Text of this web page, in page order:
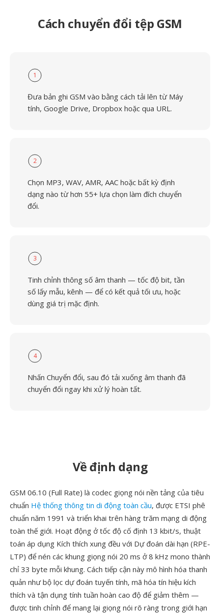
Cách chuyển đổi tệp GSM
1
Đưa bản ghi GSM vào bằng cách tải lên từ Máy
tính, Google Drive, Dropbox hoặc qua URL.
2
Chọn MP3, WAV, AMR, AAC hoặc bất kỳ định
dạng nào từ hơn 55+ lựa chọn làm đích chuyển
đổi.
3
Tinh chỉnh thông số âm thanh — tốc độ bit, tần
số lấy mẫu, kênh — để có kết quả tối ưu, hoặc
dùng giá trị mặc định.
4
Nhấn Chuyển đổi, sau đó tải xuống âm thanh đã
chuyển đổi ngay khi xử lý hoàn tất.
Về định dạng
GSM 06.10 (Full Rate) là codec giọng nói nền tảng của tiêu
chuẩn Hệ thống thông tin di động toàn cầu, được ETSI phê
chuẩn năm 1991 và triển khai trên hàng trăm mạng di động
toàn thế giới. Hoạt động ở tốc độ cố định 13 kbit/s, thuật
toán áp dụng Kích thích xung đều với Dự đoán dài hạn (RPE-
LTP) để nén các khung giọng nói 20 ms ở 8 kHz mono thành
chỉ 33 byte mỗi khung. Cách tiếp cận này mô hình hóa thanh
quản như bộ lọc dự đoán tuyến tính, mã hóa tín hiệu kích
thích và tận dụng tính tuần hoàn cao độ để giảm thêm —
được tinh chỉnh để mang lại giọng nói rõ ràng trong giới hạn